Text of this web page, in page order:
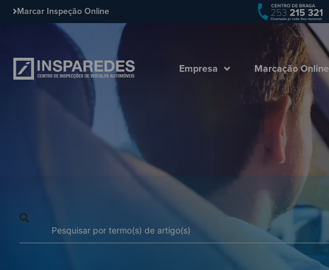
Marcar Inspeção Online
Empresa Marcação Online
Empresa